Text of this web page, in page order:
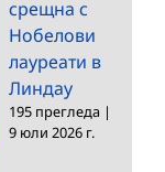
срещна с
Нобелови
лауреати в
Линдау
195 прегледа |
9 юли 2026 г.